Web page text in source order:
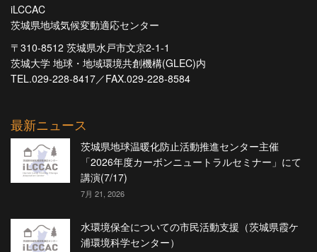
iLCCAC
茨城県地域気候変動適応センター
〒310-8512 茨城県水戸市文京2-1-1
茨城大学 地球・地域環境共創機構(GLEC)内
TEL.029-228-8417／FAX.029-228-8584
最新ニュース
茨城県地球温暖化防止活動推進センター主催
「2026年度カーボンニュートラルセミナー」にて
講演(7/17)
7月 21, 2026
水環境保全についての市民活動支援（茨城県霞ケ
浦環境科学センター）